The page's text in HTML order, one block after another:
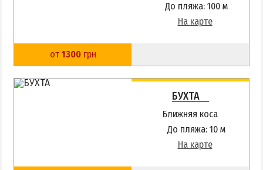
До пляжа: 100 м
На карте
от 1300грн
БУХТА
Ближняя коса
До пляжа: 10 м
На карте